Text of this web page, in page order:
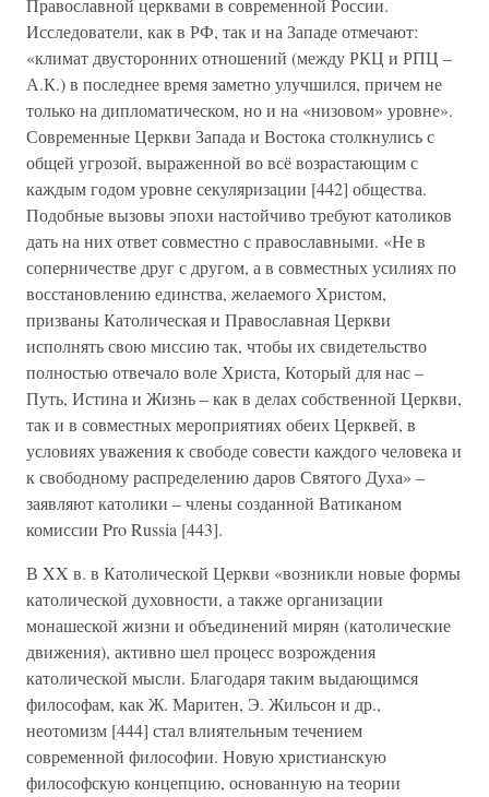
Православной церквами в современной России.
Исследователи, как в РФ, так и на Западе отмечают:
«климат двусторонних отношений (между РКЦ и РПЦ –
А.К.) в последнее время заметно улучшился, причем не
только на дипломатическом, но и на «низовом» уровне».
Современные Церкви Запада и Востока столкнулись с
общей угрозой, выраженной во всё возрастающим с
каждым годом уровне секуляризации [442] общества.
Подобные вызовы эпохи настойчиво требуют католиков
дать на них ответ совместно с православными. «Не в
соперничестве друг с другом, а в совместных усилиях по
восстановлению единства, желаемого Христом,
призваны Католическая и Православная Церкви
исполнять свою миссию так, чтобы их свидетельство
полностью отвечало воле Христа, Который для нас –
Путь, Истина и Жизнь – как в делах собственной Церкви,
так и в совместных мероприятиях обеих Церквей, в
условиях уважения к свободе совести каждого человека и
к свободному распределению даров Святого Духа» –
заявляют католики – члены созданной Ватиканом
комиссии Pro Russia [443].
В XX в. в Католической Церкви «возникли новые формы
католической духовности, а также организации
монашеской жизни и объединений мирян (католические
движения), активно шел процесс возрождения
католической мысли. Благодаря таким выдающимся
философам, как Ж. Маритен, Э. Жильсон и др.,
неотомизм [444] стал влиятельным течением
современной философии. Новую христианскую
философскую концепцию, основанную на теории